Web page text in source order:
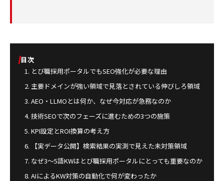
目次
とび職採用ポータルでもSEO強化が必要な理由
主要ドメインが強い領域で見落とされている伸びしろ領域
AEO・LLMOとは何か、なぜ今対応が急務なのか
技術SEOで次のフェーズに進むための3つの施策
KPI設定とROI換算の考え方
【実データ公開】検索結果の実測で見えた未対策領域
なぜ3〜5語KWはとび職採用ポータルにとっても重要なのか
AIによるKW対策の自動化で何が変わったか